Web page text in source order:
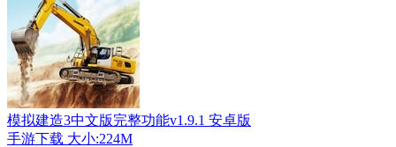
模拟建造3中文版完整功能v1.9.1 安卓版
手游下载 大小:224M